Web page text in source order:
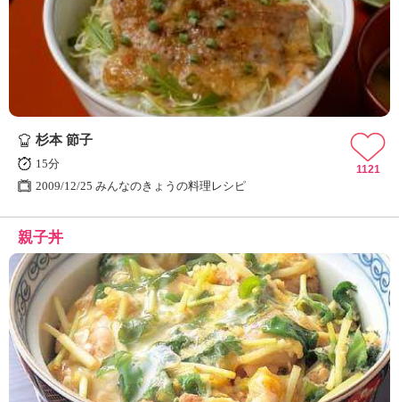
杉本 節子
15分
2009/12/25 みんなのきょうの料理レシピ
1121
親子丼